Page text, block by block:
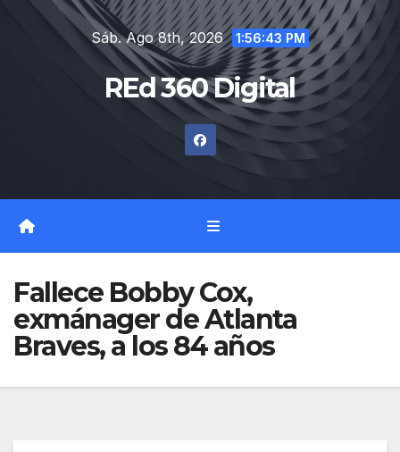
Sáb. Ago 8th, 2026 1:56:44 PM
REd 360 Digital
Fallece Bobby Cox,
exmánager de Atlanta
Braves, a los 84 años